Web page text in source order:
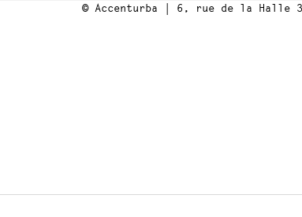
© Accenturba | 6, rue de la Halle